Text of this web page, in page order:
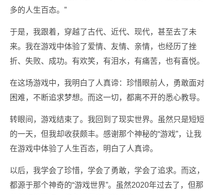
多的人生百态。”
于是，我跟着，穿越了古代、近代、现代，甚至去了未
来。我在游戏中体验了爱情、友情、亲情，也经历了挫
折、失败、成功。有欢笑，有泪水，有痛苦，也有喜悦。
在这场游戏中，我明白了人真谛：珍惜眼前人，勇敢面对
困难，不断追求梦想。而这一切，都离不开的悉心教导。
转眼间，游戏结束了。我回到了现实世界。虽然只是短短
的一天，但我却收获颇丰。感谢那个神秘的“游戏”，让我
在游戏中体验了人生百态，明白了人真谛。
以后，我学会了珍惜，学会了勇敢，学会了追求。而这，
都源于那个神奇的“游戏世界”。虽然2020年过去了，但那